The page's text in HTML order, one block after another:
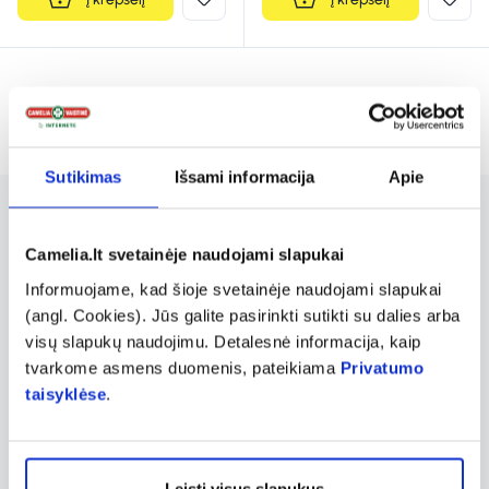
Sutikimas Išsami informacija Apie
Camelia.lt svetainėje naudojami slapukai
Informuojame, kad šioje svetainėje naudojami slapukai
(angl. Cookies). Jūs galite pasirinkti sutikti su dalies arba
visų slapukų naudojimu. Detalesnė informacija, kaip
tvarkome asmens duomenis, pateikiama Privatumo
taisyklėse.
produktų pasirinkimą, skirtą palaikyti gerą
organizmo veiklą. Tarp jų yra ašvagandos,
magnio B6, geležies, seleno, vitamino B12 ir
cinko papildai, kurie prisideda prie įvairių
kūno funkcijų gerinimo. Šie papildai
užtikrina aukštą kokybę ir veiksmingumą.